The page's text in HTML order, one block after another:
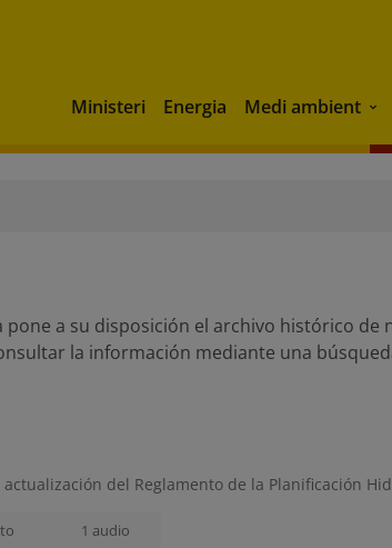
Ministeri Energia Medi ambient
a su disposición el archivo histórico de
la información mediante una
del Reglamento de la Planificación
1 audio